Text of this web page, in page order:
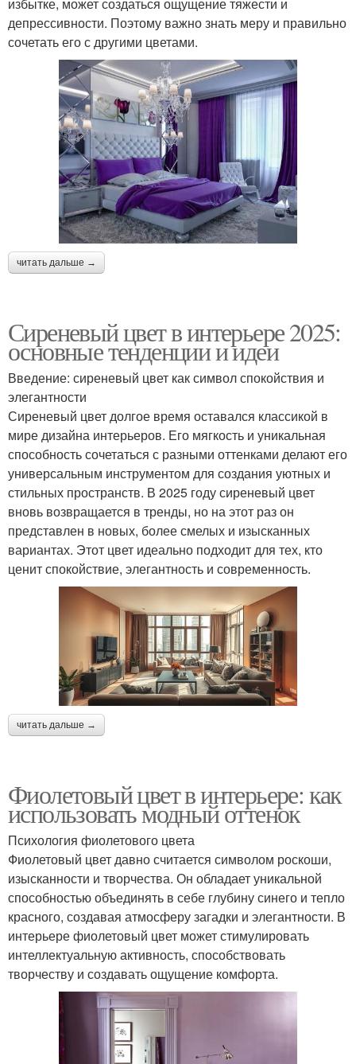
депрессивности. Поэтому важно знать меру и правильно
сочетать его с другими цветами.
читать дальше →
Сиреневый цвет в интерьере 2025:
основные тенденции и идеи
Введение: сиреневый цвет как символ спокойствия и
элегантности
Сиреневый цвет долгое время оставался классикой в
мире дизайна интерьеров. Его мягкость и уникальная
способность сочетаться с разными оттенками делают его
универсальным инструментом для создания уютных и
стильных пространств. В 2025 году сиреневый цвет
вновь возвращается в тренды, но на этот раз он
представлен в новых, более смелых и изысканных
вариантах. Этот цвет идеально подходит для тех, кто
ценит спокойствие, элегантность и современность.
читать дальше →
Фиолетовый цвет в интерьере: как
использовать модный оттенок
Психология фиолетового цвета
Фиолетовый цвет давно считается символом роскоши,
изысканности и творчества. Он обладает уникальной
способностью объединять в себе глубину синего и тепло
красного, создавая атмосферу загадки и элегантности. В
интерьере фиолетовый цвет может стимулировать
интеллектуальную активность, способствовать
творчеству и создавать ощущение комфорта.